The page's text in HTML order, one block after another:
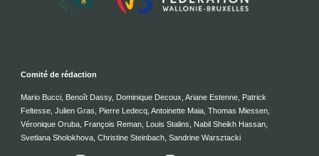
Comité de rédaction
Mario Bucci, Benoît Dassy, Dominique Decoux, Ariane Estenne, Patrick
Feltesse, Julien Gras, Pierre Ledecq, Antoinette Maia, Thomas Miessen,
Véronique Oruba, François Reman, Louis Stalins, Nabil Sheikh Hassan,
Svetlana Sholokhova, Christine Steinbach, Sandrine Warsztacki